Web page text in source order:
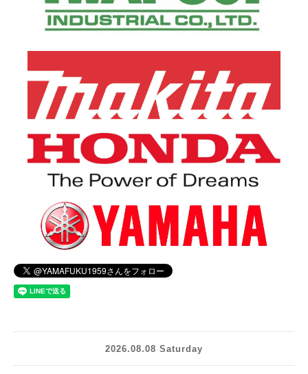
2026.08.08 Saturday